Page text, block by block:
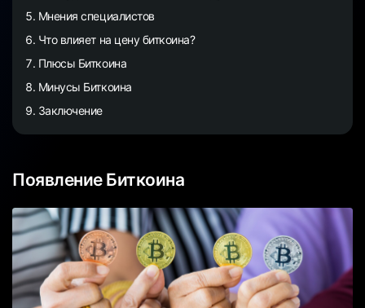
Мнения специалистов
Что влияет на цену биткоина?
Плюсы Биткоина
Минусы Биткоина
Заключение
Появление Биткоина